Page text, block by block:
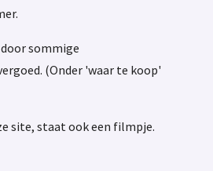
sommige
(Onder 'waar te koop'
site, staat ook een filmpje.